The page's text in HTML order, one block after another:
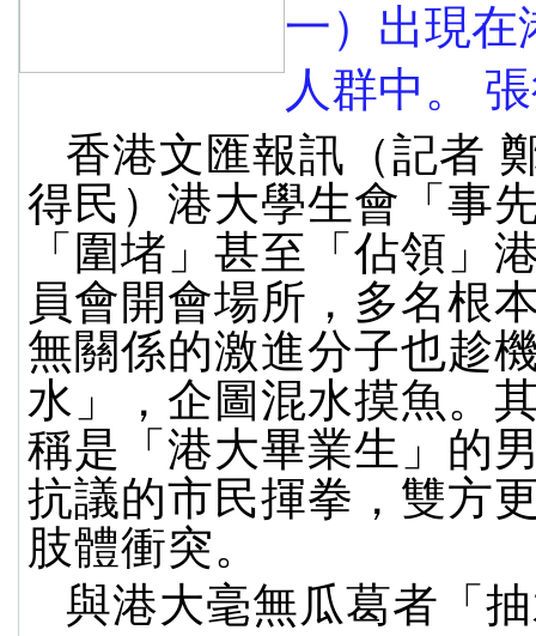
一）出現在
人群中。
香港文匯報訊（記者
得民）港大學生會「事
「圍堵」甚至「佔領」
員會開會場所，多名根
無關係的激進分子也趁
水」，企圖混水摸魚。
稱是「港大畢業生」的
抗議的市民揮拳，雙方
肢體衝突。
與港大毫無瓜葛者「